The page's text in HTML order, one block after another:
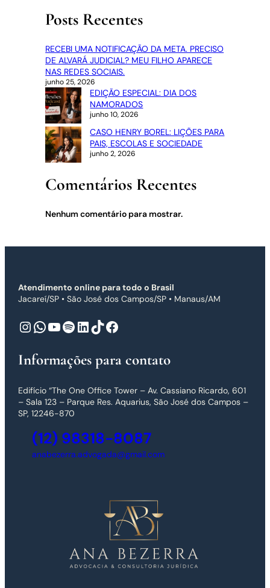
Posts Recentes
RECEBI UMA NOTIFICAÇÃO DA META. PRECISO
DE ALVARÁ JUDICIAL? MEU FILHO APARECE
NAS REDES SOCIAIS.
junho 25, 2026
EDIÇÃO ESPECIAL: DIA DOS
NAMORADOS
junho 10, 2026
CASO HENRY BOREL: LIÇÕES PARA
PAIS, ESCOLAS E SOCIEDADE
junho 2, 2026
Comentários Recentes
Nenhum comentário para mostrar.
Atendimento online para todo o Brasil
Jacareí/SP • São José dos Campos/SP • Manaus/AM
InstagramWhatsApp Youtube Spotify LinkedIn TikTok Facebook
Informações para contato
Edifício “The One Office Tower – Av. Cassiano Ricardo, 601
– Sala 123 – Parque Res. Aquarius, São José dos Campos –
SP, 12246-870
(12) 98318-8087
anabezerra.advogada@gmail.com